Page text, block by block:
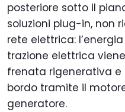
posteriore sotto il
soluzioni plug-in, non
rete elettrica:
trazione elettrica
frenata rigenerativa
bordo tramite il
generatore.